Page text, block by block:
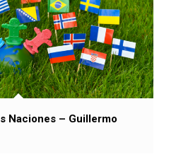
Naciones – Guillermo